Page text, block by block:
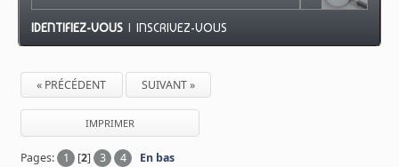
IDENTIFIEZ-VOUS |INSCRIVEZ-VOUS
« PRÉCÉDENT SUIVANT »
IMPRIMER
Pages: 1 [2] 3 4 En bas